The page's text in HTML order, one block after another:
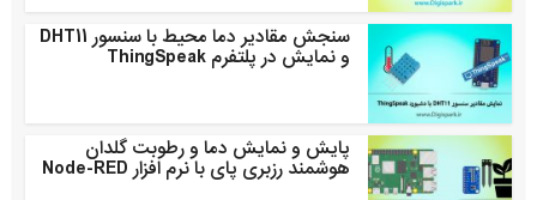
سنجش مقادیر دما محیط با سنسور DHT11
و نمایش در پلتفرم ThingSpeak
پایش و نمایش دما و رطوبت گلدان
هوشمند رزبری پای با نرم افزار Node-RED